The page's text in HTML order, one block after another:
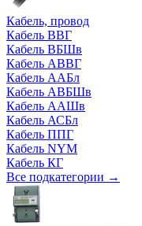
Кабель, провод
Кабель ВВГ
Кабель ВБШв
Кабель АВВГ
Кабель ААБл
Кабель АВБШв
Кабель ААШв
Кабель АСБл
Кабель ППГ
Кабель NYM
Кабель КГ
Все подкатегории →